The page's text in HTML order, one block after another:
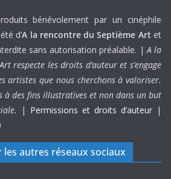
bénévolement par un cinéphile
d’A la rencontre du Septième Art et
sans autorisation préalable. |A la
respecte les droits d’auteur et s’engage
artistes que nous cherchons à valoriser.
à des fins illustratives et non dans un but
| Permissions et droits d’auteur |
autres réseaux sociaux